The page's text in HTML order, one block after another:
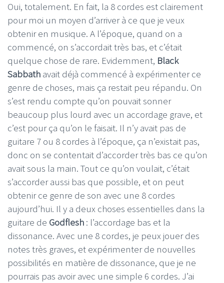
Oui, totalement. En fait, la 8 cordes est clairement
pour moi un moyen d’arriver à ce que je veux
obtenir en musique. A l’époque, quand on a
commencé, on s’accordait très bas, et c’était
quelque chose de rare. Evidemment, Black
Sabbath avait déjà commencé à expérimenter ce
genre de choses, mais ça restait peu répandu. On
s’est rendu compte qu’on pouvait sonner
beaucoup plus lourd avec un accordage grave, et
c’est pour ça qu’on le faisait. Il n’y avait pas de
guitare 7 ou 8 cordes à l’époque, ça n’existait pas,
donc on se contentait d’accorder très bas ce qu’on
avait sous la main. Tout ce qu’on voulait, c’était
s’accorder aussi bas que possible, et on peut
obtenir ce genre de son avec une 8 cordes
aujourd’hui. Il y a deux choses essentielles dans la
guitare de Godflesh : l’accordage bas et la
dissonance. Avec une 8 cordes, je peux jouer des
notes très graves, et expérimenter de nouvelles
possibilités en matière de dissonance, que je ne
pourrais pas avoir avec une simple 6 cordes. J’ai